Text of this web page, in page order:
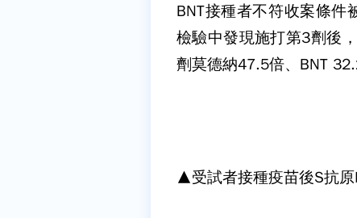
BNT接種者不符收案條件
檢驗中發現施打第3劑後
劑莫德納47.5倍、BNT
▲受試者接種疫苗後S抗原